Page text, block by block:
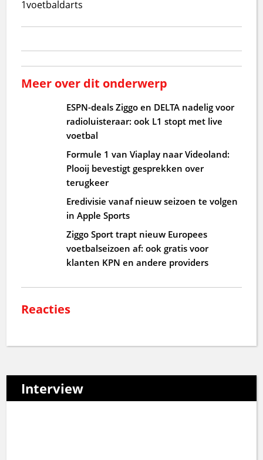
1voetbaldarts
Meer over dit onderwerp
ESPN-deals Ziggo en DELTA nadelig voor
radioluisteraar: ook L1 stopt met live
voetbal
Formule 1 van Viaplay naar Videoland:
Plooij bevestigt gesprekken over
terugkeer
Eredivisie vanaf nieuw seizoen te volgen
in Apple Sports
Ziggo Sport trapt nieuw Europees
voetbalseizoen af: ook gratis voor
klanten KPN en andere providers
Reacties
Interview